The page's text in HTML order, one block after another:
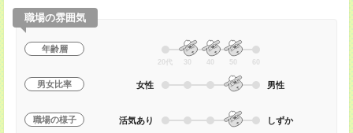
職場の雰囲気
年齢層
20代 30 40 50 60
男女比率 女性 男性
職場の様子 活気あり しずか